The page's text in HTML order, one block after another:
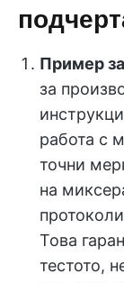
Пример
за
работа с
точни
на
Това
тестото,